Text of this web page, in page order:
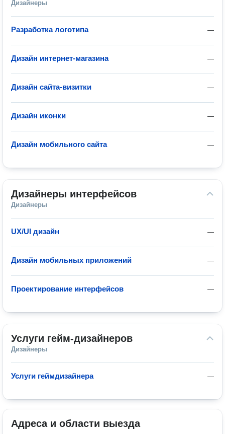
Дизайнеры
—
Разработка логотипа
—
Дизайн интернет-магазина
—
Дизайн сайта-визитки
—
Дизайн иконки
—
Дизайн мобильного сайта
Дизайнеры интерфейсов
Дизайнеры
—
UX/UI дизайн
—
Дизайн мобильных приложений
—
Проектирование интерфейсов
Услуги гейм-дизайнеров
Дизайнеры
—
Услуги геймдизайнера
Адреса и области выезда